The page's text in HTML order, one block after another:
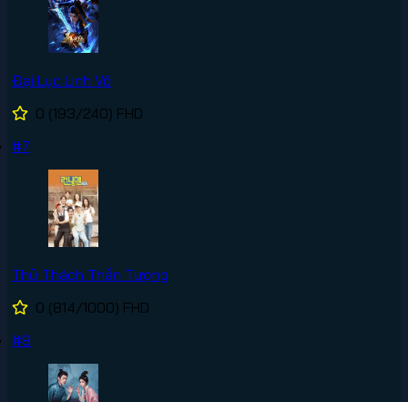
Đại Lục Linh Võ
0 (193/240) FHD
#7
Thử Thách Thần Tượng
0 (814/1000) FHD
#8